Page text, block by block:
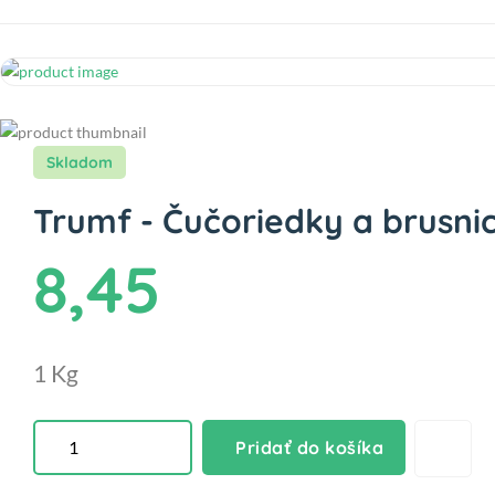
Skladom
Trumf - Čučoriedky a
8,45
1 Kg
Pridať do košíka